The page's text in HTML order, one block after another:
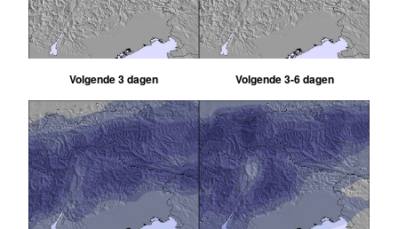
Volgende 3 dagen Volgende 3-6 dagen